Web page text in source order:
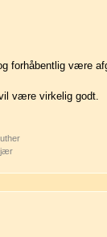
forhåbentlig være
være virkelig godt.